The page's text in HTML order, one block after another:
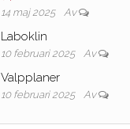
14 maj 2025 Av
Laboklin
10 februari 2025 Av
Valpplaner
10 februari 2025 Av